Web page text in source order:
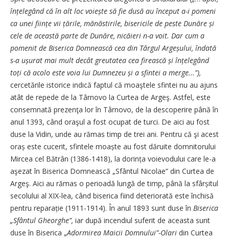
înțelegând că în alt loc voiește să fie dusă au început a-i pomeni
ca unei ființe vii țările, mănăstirile, bisericile de peste Dunăre și
cele de această parte de Dunăre, nicăieri n-a voit. Dar cum a
pomenit de Biserica Domnească cea din Târgul Argeșului, îndată
s-a ușurat mai mult decât greutatea cea firească și înțele­gând
toți că acolo este voia lui Dumnezeu și a sfintei a merge...”),
cercetările istorice indică faptul că moaştele sfintei nu au ajuns
atât de repede de la Târnovo la Curtea de Argeş. Astfel, este
consemnată prezenţa lor în Târnovo, de la descoperire până în
anul 1393, când oraşul a fost ocupat de turci. De aici au fost
duse la Vidin, unde au rămas timp de trei ani. Pentru că şi acest
oraș este cucerit, sfintele moaște au fost dăruite domnitorului
Mircea cel Bătrân (1386-1418), la dorința voievodului care le-a
aşezat în Biserica Domnească „Sfântul Nicolae” din Curtea de
Argeş. Aici au rămas o perioadă lungă de timp, până la sfârșitul
secolului al XIX-lea, când biserica fiind deteriorată este închisă
pentru reparație (1911-1914). În anul 1893 sunt duse în Biserica
„Sfântul Gheorghe”, iar după incendiul suferit de aceasta sunt
duse în Biserica „Adormirea Maicii Domnului”-Olari din Curtea